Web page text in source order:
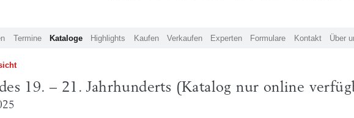
Termine Kataloge Highlights Kaufen Verkaufen Experten Formulare Kontakt Über
19. – 21. Jahrhunderts (Katalog nur online